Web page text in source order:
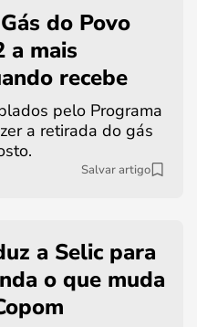
do Povo
a mais
recebe
pelo Programa
a retirada do gás
Salvar artigo
a Selic para
o que muda